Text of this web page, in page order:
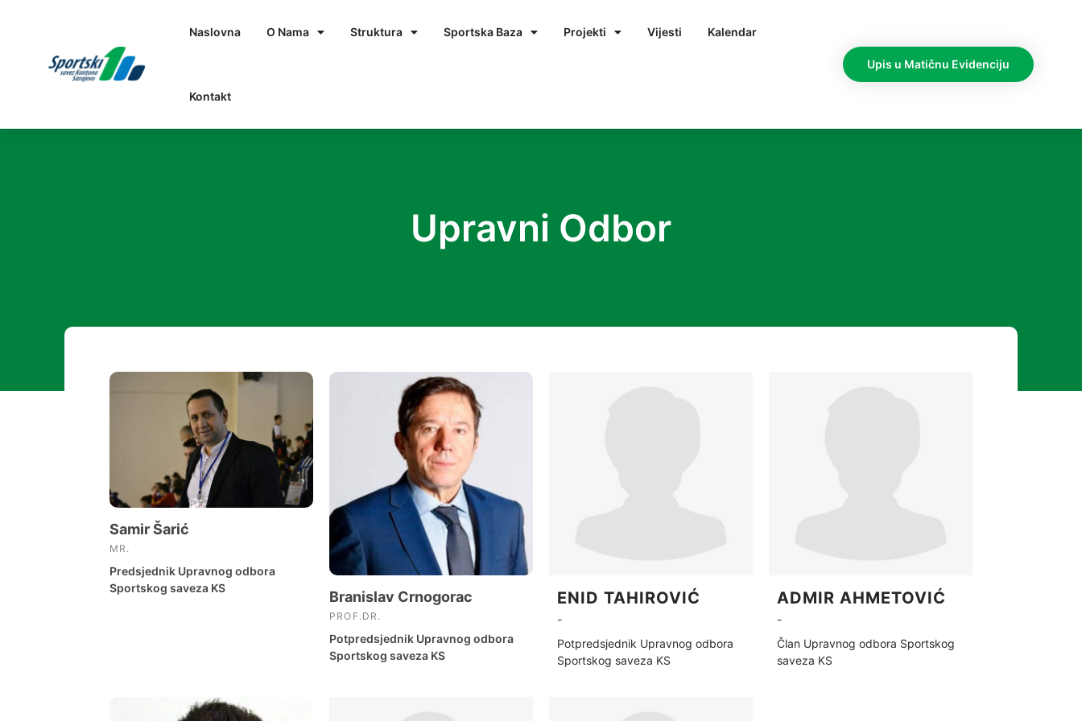
Naslovna O Nama Struktura Sportska Baza Projekti Vijesti Kalendar
Kontakt
Upis u Matičnu Evidenciju
Upravni Odbor
Samir Šarić
MR.
Predsjednik Upravnog odbora
Sportskog saveza KS
Branislav Crnogorac
PROF.DR.
Potpredsjednik Upravnog odbora
Sportskog saveza KS
ENID TAHIROVIĆ
-
Potpredsjednik Upravnog odbora
Sportskog saveza KS
ADMIR AHMETOVIĆ
-
Član Upravnog odbora Sportskog
saveza KS